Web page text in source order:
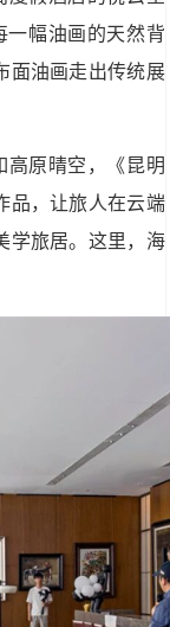
一幅油画的天然背
面油画走出传统展
高原晴空，《昆明
品，让旅人在云端
学旅居。这里，海